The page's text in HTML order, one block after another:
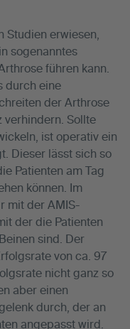
Studien erwiesen,
sogenanntes
führen kann.
durch eine
der Arthrose
verhindern. Sollte
ist operativ ein
Dieser lässt sich so
Patienten am Tag
können. Im
mit der AMIS-
der die Patienten
sind. Der
von ca. 97
nicht ganz so
aber einen
durch, der an
angepasst wird.